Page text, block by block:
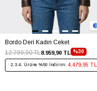
Bordo Deri Kadın Ceket
%30
8.959,90 TL
12.799,90 TL
2.3.4. Ürüne %50 İndirim: 4.479,95 TL